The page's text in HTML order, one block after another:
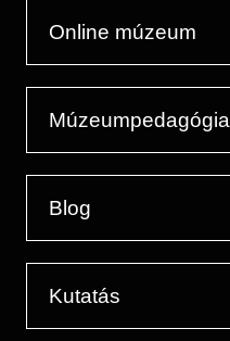
Online múzeum
Múzeumpedagógia
Blog
Kutatás